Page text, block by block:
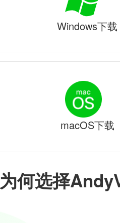
为何选择
Windows下载
macOS下载